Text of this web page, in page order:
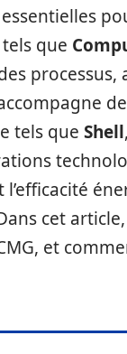
que
processus,
tels que Shell
cet
et